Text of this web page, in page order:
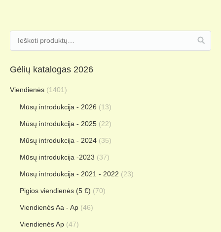
Gėlių katalogas 2026
Viendienės (1401)
Mūsų introdukcija - 2026 (13)
Mūsų introdukcija - 2025 (22)
Mūsų introdukcija - 2024 (35)
Mūsų introdukcija -2023 (37)
Mūsų introdukcija - 2021 - 2022 (23)
Pigios viendienės (5 €) (70)
Viendienės Aa - Ap (46)
Viendienės Ap (47)